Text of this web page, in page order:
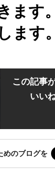
ます
ます。
この記事
いい
のブログを